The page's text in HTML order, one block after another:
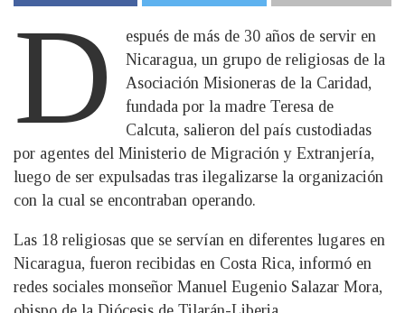
D
espués de más de 30 años de servir en
Nicaragua, un grupo de religiosas de la
Asociación Misioneras de la Caridad,
fundada por la madre Teresa de
Calcuta, salieron del país custodiadas
por agentes del Ministerio de Migración y Extranjería,
luego de ser expulsadas tras ilegalizarse la organización
con la cual se encontraban operando.
Las 18 religiosas que se servían en diferentes lugares en
Nicaragua, fueron recibidas en Costa Rica, informó en
redes sociales monseñor Manuel Eugenio Salazar Mora,